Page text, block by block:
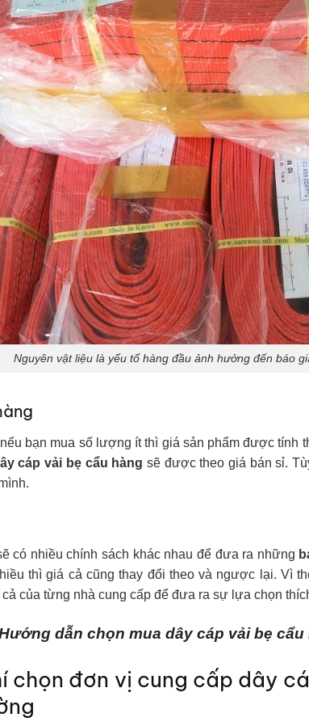
Nguyên vật liệu là yếu tố hàng đầu ảnh hưởng đến báo
bạn mua số lượng ít thì giá sản phẩm được tính
cáp vải bẹ cẩu hàng sẽ được theo giá bán sỉ.
có nhiều chính sách khác nhau để đưa ra những
thì giá cả cũng thay đổi theo và ngược lại. Vì
của từng nhà cung cấp để đưa ra sự lựa chọn
dẫn chọn mua dây cáp vải bẹ
chọn đơn vị cung cấp dây